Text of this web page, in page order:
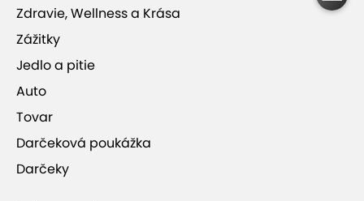
Penzión Goral má pre vás ešte aj túto
ponuku
od 74,90 €
Zdravie, Wellness a Krása
Zážitky
Jedlo a pitie
Auto
Tovar
Darčeková poukážka
Darčeky